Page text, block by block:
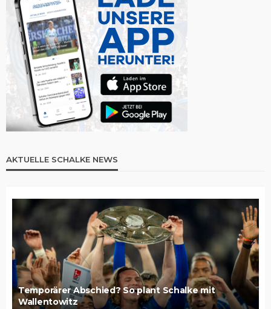
AKTUELLE SCHALKE NEWS
Temporärer Abschied? So plant Schalke mit
Wallentowitz